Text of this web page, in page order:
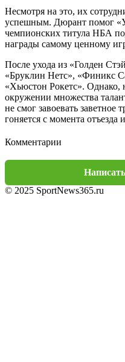
Несмотря на это, их
успешным. Дюрант помог
чемпионских титула НБА
награды самому ценному
После ухода из «Голден
«Бруклин Нетс», «Финикс
«Хьюстон Рокетс». Однако,
окружении множества
не смог завоевать заветное
гоняется с момента
Комментарии
© 2025 SportNews365.ru